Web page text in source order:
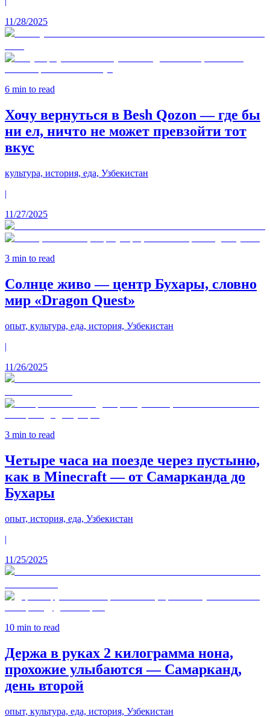
11/28/2025
6 min to read
Хочу вернуться в Besh Qozon — где бы
ни ел, ничто не может превзойти тот
вкус
культура, история, еда, Узбекистан
|
11/27/2025
3 min to read
Солнце живо — центр Бухары, словно
мир «Dragon Quest»
опыт, культура, еда, история, Узбекистан
|
11/26/2025
3 min to read
Четыре часа на поезде через пустыню,
как в Minecraft — от Самарканда до
Бухары
опыт, история, еда, Узбекистан
|
11/25/2025
10 min to read
Держа в руках 2 килограмма нона,
прохожие улыбаются — Самарканд,
день второй
опыт, культура, еда, история, Узбекистан